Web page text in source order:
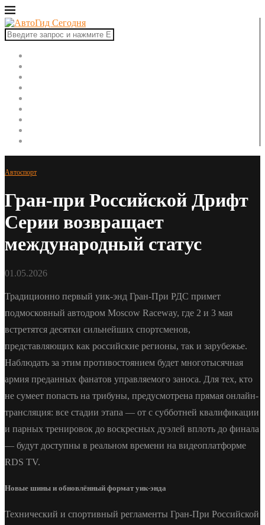
Автоспорт
Гран-при Российской Дрифт
Серии возвращает
международный статус
01.05.2026
Традиционно первый уик-энд Гран-При РДС примет
подмосковный автодром Moscow Raceway, где 2 и 3 мая
встретятся десятки сильнейших спортсменов,
представляющих как российские регионы, так и зарубежье.
Наблюдать за этим противостоянием будет многотысячная
армия преданных фанатов управляемого заноса. Для тех, кто
не сумеет попасть на трибуны, предусмотрена прямая онлайн-
трансляция: все стадии этапа — от с субботней квалификации
и парных тренировок до воскресных дуэлей вплоть до финала
— будут доступны в реальном времени на видеоплатформе
RDS TV.
Новые шины и обновлённый формат уик-энда
Технический и спортивный регламенты Гран-При Российской